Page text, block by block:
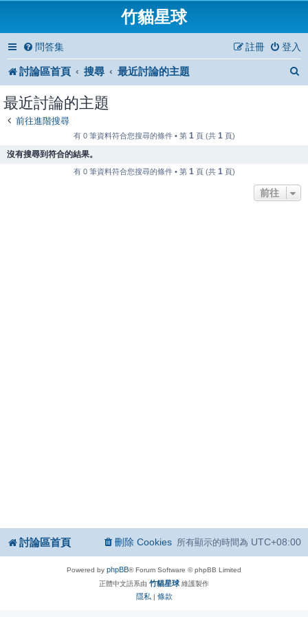
竹貓星球
問答集 登入
註冊
討論區首頁 搜尋 最近討論的主題
最近討論的主題
前往進階搜尋
有 0 筆資料符合您搜尋的條件 • 第 1 頁 (共 1 頁)
沒有搜尋到符合的結果。
有 0 筆資料符合您搜尋的條件 • 第 1 頁 (共 1 頁)
前往
討論區首頁 所有顯示的時間為 UTC+08:00
刪除 Cookies
Powered by phpBB® Forum Software © phpBB Limited
正體中文語系由 竹貓星球 維護製作
隱私 | 條款